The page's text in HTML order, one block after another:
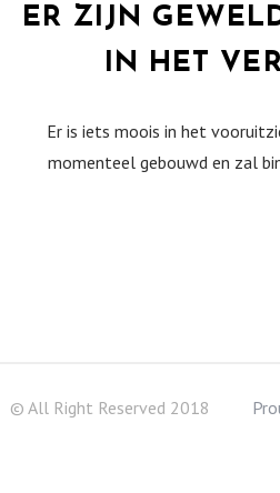
ER ZIJN
IN HET
Er is iets moois in het
momenteel gebouwd en zal
© All Right Reserved 2018